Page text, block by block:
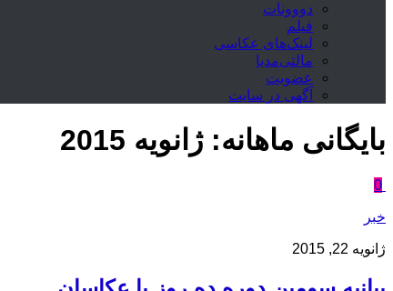
دووونات
فیلم
لینک‌های عکاسی
مالتی‌مدیا
عضویت
آگهی در سایت
بایگانی‌ ماهانه:ژانویه 2015
0
خبر
ژانویه 22, 2015